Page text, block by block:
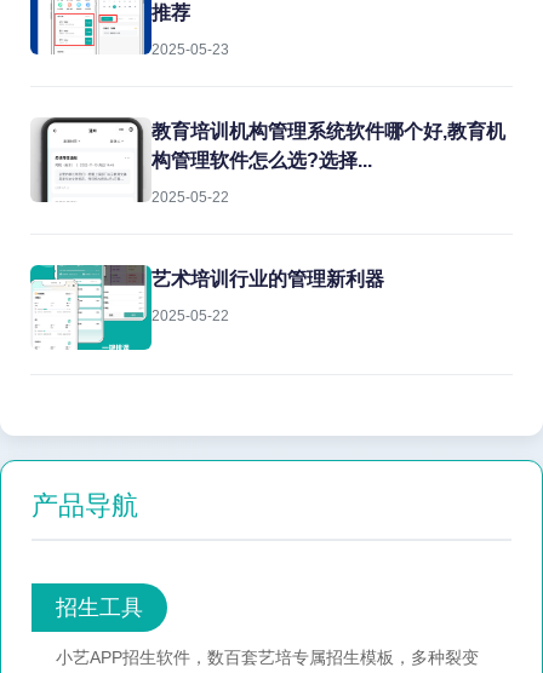
推荐
2025-05-23
教育培训机构管理系统软件哪个好,教育机
构管理软件怎么选?选择...
2025-05-22
艺术培训行业的管理新利器
2025-05-22
产品导航
招生工具
小艺APP招生软件，数百套艺培专属招生模板，多种裂变